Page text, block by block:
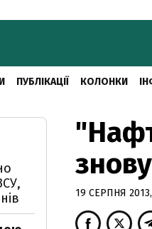
ПУБЛІКАЦІЇ КОЛОНКИ
19 СЕРПНЯ